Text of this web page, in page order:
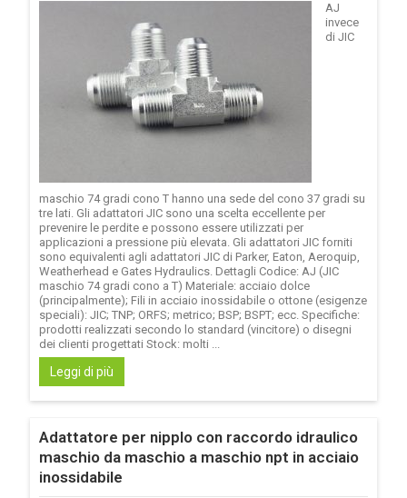
AJ
invece
di JIC
maschio 74 gradi cono T hanno una sede del cono 37 gradi su
tre lati. Gli adattatori JIC sono una scelta eccellente per
prevenire le perdite e possono essere utilizzati per
applicazioni a pressione più elevata. Gli adattatori JIC forniti
sono equivalenti agli adattatori JIC di Parker, Eaton, Aeroquip,
Weatherhead e Gates Hydraulics. Dettagli Codice: AJ (JIC
maschio 74 gradi cono a T) Materiale: acciaio dolce
(principalmente); Fili in acciaio inossidabile o ottone (esigenze
speciali): JIC; TNP; ORFS; metrico; BSP; BSPT; ecc. Specifiche:
prodotti realizzati secondo lo standard (vincitore) o disegni
dei clienti progettati Stock: molti ...
Leggi di più
Adattatore per nipplo con raccordo idraulico
maschio da maschio a maschio npt in acciaio
inossidabile